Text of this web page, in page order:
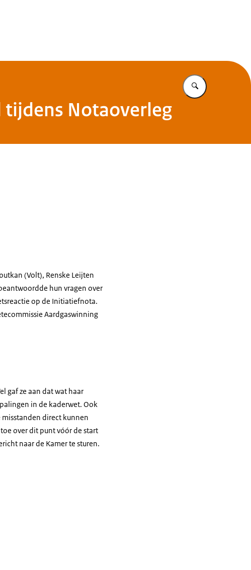
Vul in wat u
tijdens Notaoverleg
(Volt), Renske Leijten
hun vragen over
op de Initiatiefnota.
Aardgaswinning
gaf ze aan dat wat haar
in de kaderwet. Ook
misstanden direct kunnen
over dit punt vóór de start
naar de Kamer te sturen.